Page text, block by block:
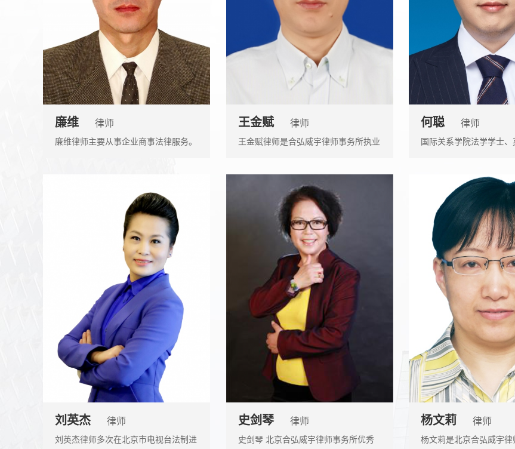
廉维 律师
廉维律师主要从事企业商事法律服务。
王金赋 律师
王金赋律师是合弘威宇律师事务所执业
何聪 律师
国际关系学院法学学士、
刘英杰 律师
刘英杰律师多次在北京市电视台法制进
史剑琴 律师
史剑琴 北京合弘威宇律师事务所优秀
杨文莉 律师
杨文莉是北京合弘威宇律